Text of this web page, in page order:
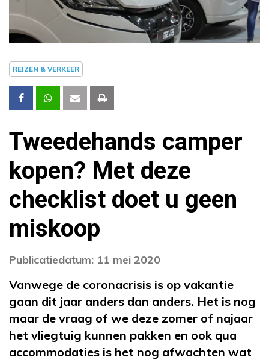
REIZEN & VERKEER
Tweedehands camper
kopen? Met deze
checklist doet u geen
miskoop
Publicatiedatum: 11 mei 2020
Vanwege de coronacrisis is op vakantie
gaan dit jaar anders dan anders. Het is nog
maar de vraag of we deze zomer of najaar
het vliegtuig kunnen pakken en ook qua
accommodaties is het nog afwachten wat